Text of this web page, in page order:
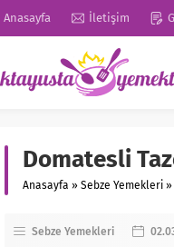
Anasayfa İletişim
Domatesli
Anasayfa » Sebze Yemekleri »
Sebze Yemekleri